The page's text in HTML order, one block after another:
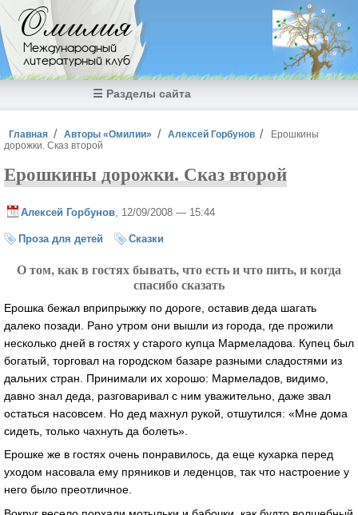
Перейти к основному содержанию
Омилия
Международный
литературный клуб
☰ Разделы сайта
Вы здесь
Главная Авторы «Омилии» Алексей Горбунов
Ерошкины
дорожки. Сказ второй
Ерошкины дорожки. Сказ второй
Алексей Горбунов , 12/09/2008 — 15:44
Проза для детей Сказки
О том, как в гостях бывать, что есть и что пить, и когда
спасибо сказать
Ерошка бежал вприпрыжку по дороге, оставив деда шагать
далеко позади. Рано утром они вышли из города, где прожили
несколько дней в гостях у старого купца Мармеладова. Купец был
богатый, торговал на городском базаре разными сладостями из
дальних стран. Принимали их хорошо: Мармеладов, видимо,
давно знал деда, разговаривал с ним уважительно, даже звал
остаться насовсем. Но дед махнул рукой, отшутился: «Мне дома
сидеть, только чахнуть да болеть».
Ерошке же в гостях очень понравилось, да еще кухарка перед
уходом насовала ему пряников и леденцов, так что настроение у
него было преотличное.